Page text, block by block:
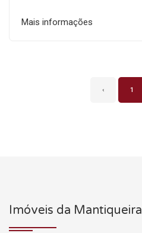
Mais informações
‹ 1
Imóveis da Mantiqueira